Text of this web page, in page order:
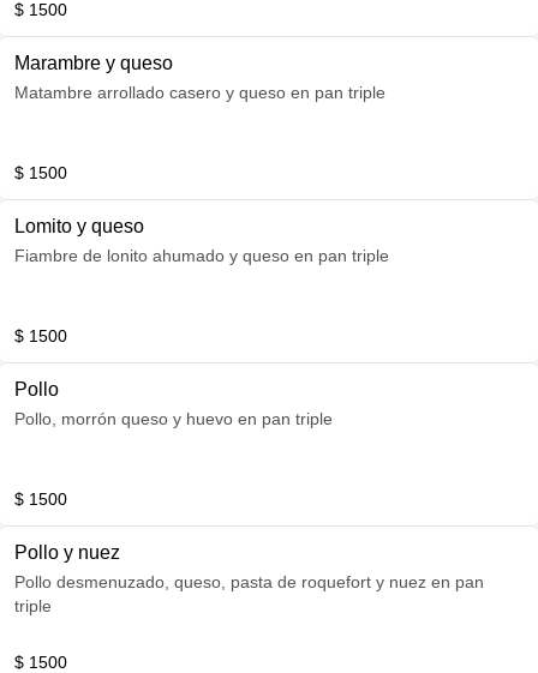
$ 1500
Marambre y queso
Matambre arrollado casero y queso en pan triple
$ 1500
Lomito y queso
Fiambre de lonito ahumado y queso en pan triple
$ 1500
Pollo
Pollo, morrón queso y huevo en pan triple
$ 1500
Pollo y nuez
Pollo desmenuzado, queso, pasta de roquefort y nuez en pan
triple
$ 1500